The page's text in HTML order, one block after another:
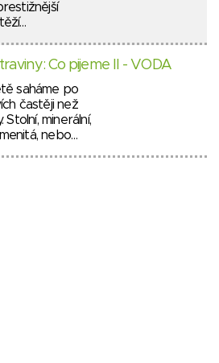
Co pijeme II - VODA
saháme po
častěji než
Stolní, minerální,
nebo…